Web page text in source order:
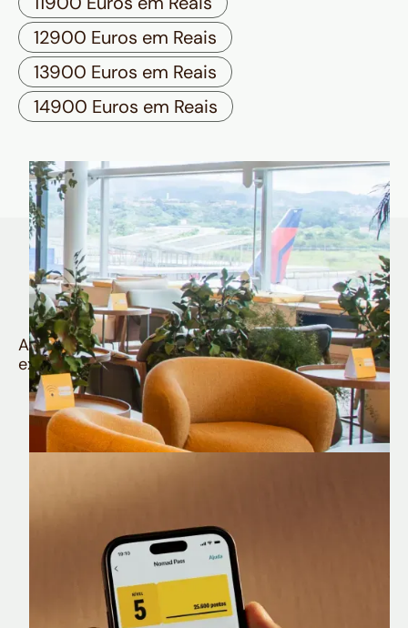
12900 Euros em Reais
13900 Euros em Reais
14900 Euros em Reais
Quem é Nomad tem
muito mais
Aproveite todos os benefícios e vantagens
exclusivas da sua Conta Internacional
Nomad Lounge
Sala VIP no Aeroporto de Guarulhos